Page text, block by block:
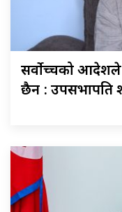
सर्वोच्चको
छैन : उपसभापति